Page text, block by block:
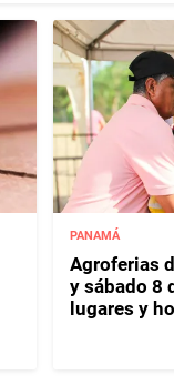
PANAMÁ
Agroferias
y sábado 8
lugares y